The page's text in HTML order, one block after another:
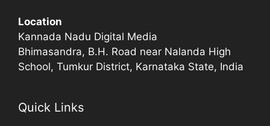
Location
Kannada Nadu Digital Media
Bhimasandra, B.H. Road near Nalanda High
School, Tumkur District, Karnataka State, India
Quick Links